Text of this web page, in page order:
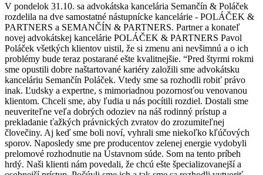
V pondelok 31.10. sa advokátska kancelária Semančín & Poláček
rozdelila na dve samostatné nástupnícke kancelárie - POLÁČEK &
PARTNERS a SEMANČÍN & PARTNERS. Partner a konateľ
novej advokátskej kancelárie POLÁČEK & PARTNERS Pavol
Poláček všetkých klientov uistil, že si zmenu ani nevšimnú a o ich
problémy bude teraz postarané ešte kvalitnejšie. “Pred štyrmi rokmi
sme opustili dobre naštartované kariéry založili sme advokátsku
kanceláriu Semančín Poláček. Vtedy sme sa rozhodli robiť právo
inak. Ľudsky a expertne, s mimoriadnou pozornosťou venovanou
klientom. Chceli sme, aby ľudia u nás pocítili rozdiel. Dostali sme
neuveriteľne veľa dobrých odoziev na náš rodinný prístup a
prekladanie ťažkých právnických zvratov do zrozumiteľnej
človečiny. Aj keď sme boli noví, vyhrali sme niekoľko kľúčových
sporov. Naposledy sme pre producentov zelenej energie vydobyli
prelomové rozhodnutie na Ústavnom súde. Som na tento príbeh
hrdý. Naši klienti nám povedali, že chcú ešte špecializovanejší a